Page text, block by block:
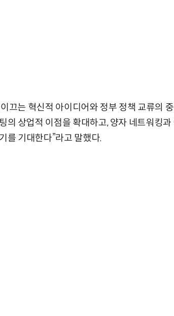
끄는 혁신적 아이디어와 정부 정책 교류의
의 상업적 이점을 확대하고, 양자 네트워킹과
를 기대한다”라고 말했다.